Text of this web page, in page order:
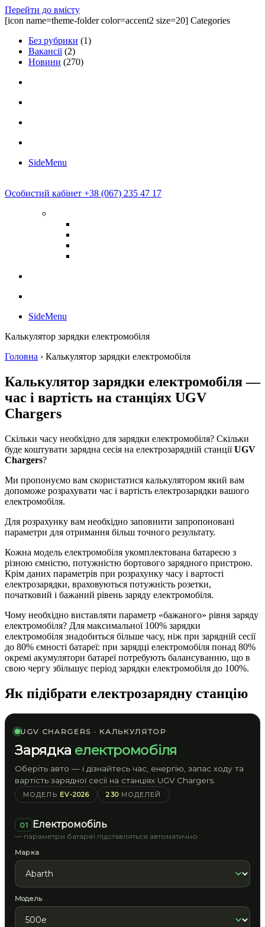
Перейти до вмісту
[icon name=theme-folder color=accent2 size=20] Categories
Без рубрики (1)
Вакансії(2)
Новини (270)
SideMenu
Особистий кабінет +38 (067) 235 47 17
SideMenu
Калькулятор зарядки електромобіля
Головна › Калькулятор зарядки електромобіля
Калькулятор зарядки електромобіля —
час і вартість на станціях UGV
Chargers
Скільки часу необхідно для зарядки електромобіля? Скільки
буде коштувати зарядна сесія на електрозарядній станціїUGV
Chargers?
Ми пропонуємо вам скористатися калькулятором який вам
допоможе розрахувати час і вартість електрозарядки вашого
електромобіля.
Для розрахунку вам необхідно заповнити запропоновані
параметри для отримання більш точного результату.
Кожна модель електромобіля укомплектована батареєю з
різною ємністю, потужністю бортового зарядного пристрою.
Крім даних параметрів при розрахунку часу і вартості
електрозарядки, враховуються потужність розетки,
початковий і бажаний рівень заряду електромобіля.
Чому необхідно виставляти параметр «бажаного» рівня заряду
електромобіля? Для максимальної 100% зарядки
електромобіля знадобиться більше часу, ніж при зарядній сесії
до 80% ємності батареї: при зарядці електромобіля понад 80%
окремі акумулятори батареї потребують балансуванню, що в
свою чергу збільшує період зарядки електромобіля до 100%.
Як підібрати електрозарядну станцію
UGV CHARGERS · КАЛЬКУЛЯТОР
Зарядка електромобіля
Оберіть авто — і дізнайтесь час, енергію, запас ходу та
вартість зарядної сесії на станціях UGV Chargers.
МОДЕЛЬ EV-2026 230МОДЕЛЕЙ
01 Електромобіль
— параметри батареї підставляться автоматично
Марка
Модель